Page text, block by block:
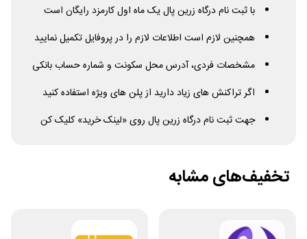
با ثبت نام درگاه زرین پال یک ماه اول کارمزد رایگان است
همچنین لازم است اطلاعات لازم را در پروفایل تکمیل نمایید
مشخصات فردی، آدرس محل سکونت و شماره حساب بانکی
اگر تراکنش های زیاد دارید از پلن های ویژه استفاده کنید
جهت ثبت نام درگاه زرین پال روی «لینک خرید» کلیک کن
تخفیف‌های مشابه